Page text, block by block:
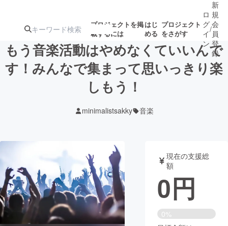
プロジェクトを掲
載するには
はじ
める
プロジェクト
をさがす
注目の新着プロ募集終了が近いプ
テクノロジー・ガジェット
映像・映画 書籍・雑誌
ビジネス・起業 チャレンジ
ロ
グ
イ
ン
/
新
規
会
員
登
録
もう音楽活動はやめなくていいんで
す！みんなで集まって思いっきり楽
しもう！
minimalistsakky 音楽
現在の支援総
額
0円
0%